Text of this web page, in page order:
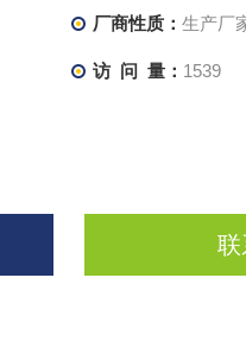
厂商性质： 生产厂
访 问 量： 1539
联